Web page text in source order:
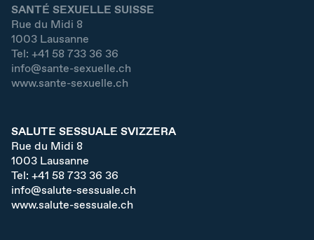
SANTÉ SEXUELLE SUISSE
Rue du Midi 8
1003 Lausanne
Tel: +41 58 733 36 36
info@sante-sexuelle.ch
www.sante-sexuelle.ch
SALUTE SESSUALE SVIZZERA
Rue du Midi 8
1003 Lausanne
Tel: +41 58 733 36 36
info@salute-sessuale.ch
www.salute-sessuale.ch